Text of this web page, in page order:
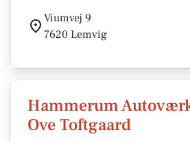
Viumvej 9
7620 Lemvig
Hammerum
Ove Toftgaard